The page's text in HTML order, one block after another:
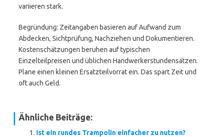
variieren stark.
Begründung: Zeitangaben basieren auf Aufwand zum
Abdecken, Sichtprüfung, Nachziehen und Dokumentieren.
Kostenschätzungen beruhen auf typischen
Einzelteilpreisen und üblichen Handwerkerstundensätzen.
Plane einen kleinen Ersatzteilvorrat ein. Das spart Zeit und
oft auch Geld.
Ähnliche Beiträge:
Ist ein rundes Trampolin einfacher zu nutzen?